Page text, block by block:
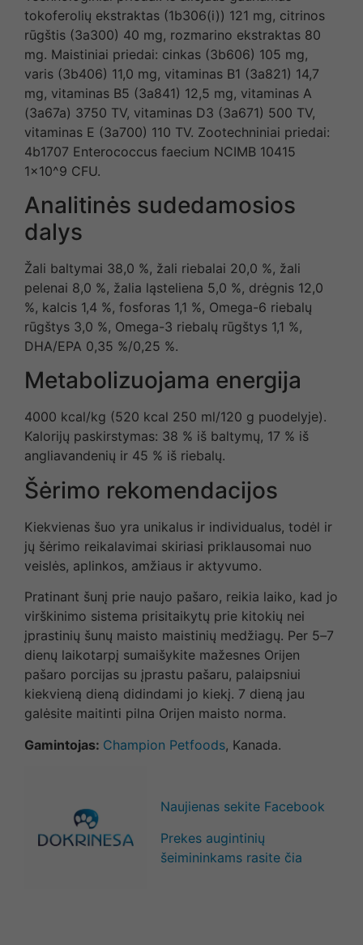
tokoferolių ekstraktas (1b306(i)) 121 mg, citrinos
rūgštis (3a300) 40 mg, rozmarino ekstraktas 80
mg. Maistiniai priedai: cinkas (3b606) 105 mg,
varis (3b406) 11,0 mg, vitaminas B1 (3a821) 14,7
mg, vitaminas B5 (3a841) 12,5 mg, vitaminas A
(3a67a) 3750 TV, vitaminas D3 (3a671) 500 TV,
vitaminas E (3a700) 110 TV. Zootechniniai priedai:
4b1707 Enterococcus faecium NCIMB 10415
1×10^9 CFU.
Analitinės sudedamosios
dalys
Žali baltymai 38,0 %, žali riebalai 20,0 %, žali
pelenai 8,0 %, žalia ląsteliena 5,0 %, drėgnis 12,0
%, kalcis 1,4 %, fosforas 1,1 %, Omega-6 riebalų
rūgštys 3,0 %, Omega-3 riebalų rūgštys 1,1 %,
DHA/EPA 0,35 %/0,25 %.
Metabolizuojama energija
4000 kcal/kg (520 kcal 250 ml/120 g puodelyje).
Kalorijų paskirstymas: 38 % iš baltymų, 17 % iš
angliavandenių ir 45 % iš riebalų.
Šėrimo rekomendacijos
Kiekvienas šuo yra unikalus ir individualus, todėl ir
jų šėrimo reikalavimai skiriasi priklausomai nuo
veislės, aplinkos, amžiaus ir aktyvumo.
Pratinant šunį prie naujo pašaro, reikia laiko, kad jo
virškinimo sistema prisitaikytų prie kitokių nei
įprastinių šunų maisto maistinių medžiagų. Per 5–7
dienų laikotarpį sumaišykite mažesnes Orijen
pašaro porcijas su įprastu pašaru, palaipsniui
kiekvieną dieną didindami jo kiekį. 7 dieną jau
galėsite maitinti pilna Orijen maisto norma.
Gamintojas: Champion Petfoods, Kanada.
Naujienas sekite Facebook
Prekes augintinių
šeimininkams rasite čia